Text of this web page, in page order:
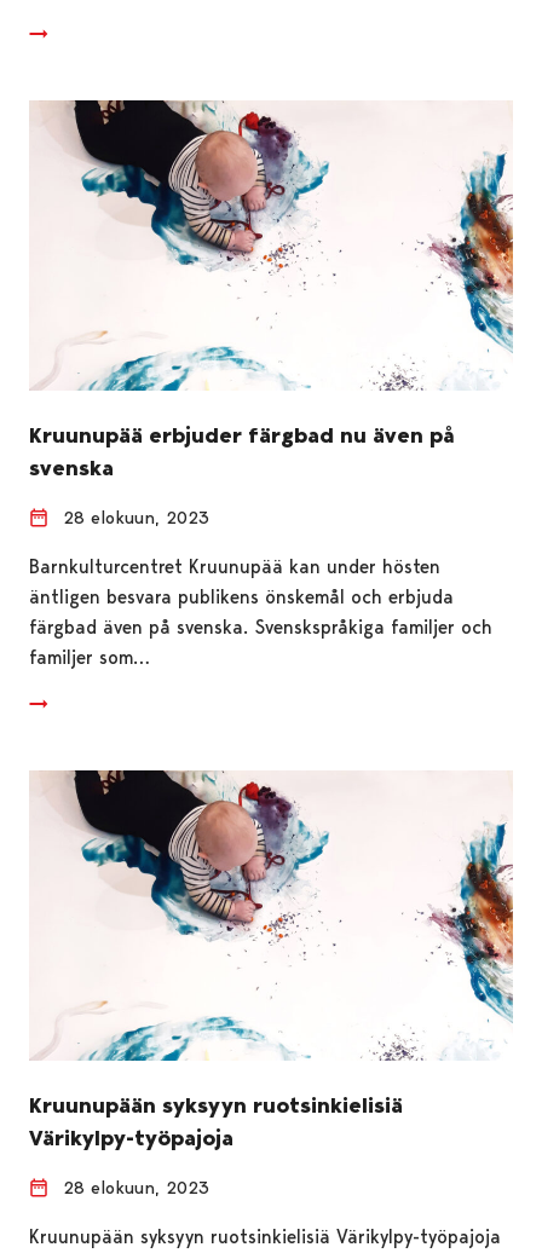
Kruunupää erbjuder färgbad nu även på
svenska
28 elokuun, 2023
Barnkulturcentret Kruunupää kan under hösten
äntligen besvara publikens önskemål och erbjuda
färgbad även på svenska. Svenskspråkiga familjer och
familjer som…
Kruunupään syksyyn ruotsinkielisiä
Värikylpy-työpajoja
28 elokuun, 2023
Kruunupään syksyyn ruotsinkielisiä Värikylpy-työpajoja